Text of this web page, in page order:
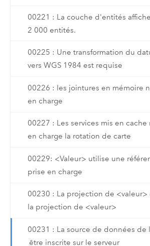
00221 : La couche d'entités
2 000 entités.
00225 : Une transformation du
vers WGS 1984 est requise
00226 : les jointures en mémoire
en charge
00227 : Les services mis en
en charge la rotation de carte
00229: <Valeur> utilise une
prise en charge
00230 : La projection de
la projection de <valeur>
00231 : La source de données de
être inscrite sur le serveur